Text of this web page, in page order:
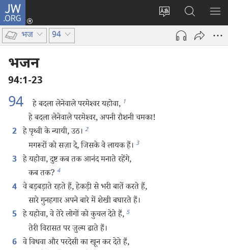
JW.ORG
वेबसाइट
भाषा
लॉग-
इन
(opens
JW.ORG
खोजें
मैन्यू
भज 94
भजन
94:1-23
94 हे बदला लेनेवाले परमेश्‍वर यहोवा, 1
हे बदला लेनेवाले परमेश्‍वर, अपनी रौशनी चमका!
2 हे पृथ्वी के न्यायी, उठ। 2
मगरूरों को सज़ा दे, जिसके वे लायक हैं। 3
3 हे यहोवा, दुष्ट कब तक आनंद मनाते रहेंगे,
कब तक? 4
4 वे बड़बड़ाते रहते हैं, हेकड़ी से भरी बातें करते हैं,
सारे गुनहगार अपने बारे में शेखी बघारते हैं।
5 हे यहोवा, वे तेरे लोगों को कुचल देते हैं, 5
तेरी विरासत पर ज़ुल्म ढाते हैं।
6 वे विधवा और परदेसी का खून कर देते हैं,